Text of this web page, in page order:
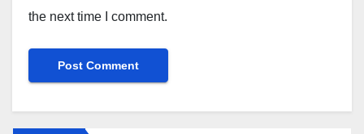
the next time I comment.